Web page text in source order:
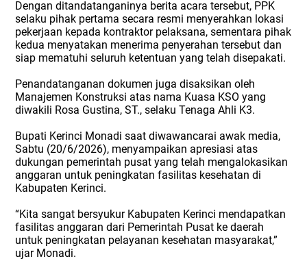
Dengan ditandatanganinya berita acara tersebut, PPK
selaku pihak pertama secara resmi menyerahkan lokasi
pekerjaan kepada kontraktor pelaksana, sementara pihak
kedua menyatakan menerima penyerahan tersebut dan
siap mematuhi seluruh ketentuan yang telah disepakati.
Penandatanganan dokumen juga disaksikan oleh
Manajemen Konstruksi atas nama Kuasa KSO yang
diwakili Rosa Gustina, ST., selaku Tenaga Ahli K3.
Bupati Kerinci Monadi saat diwawancarai awak media,
Sabtu (20/6/2026), menyampaikan apresiasi atas
dukungan pemerintah pusat yang telah mengalokasikan
anggaran untuk peningkatan fasilitas kesehatan di
Kabupaten Kerinci.
“Kita sangat bersyukur Kabupaten Kerinci mendapatkan
fasilitas anggaran dari Pemerintah Pusat ke daerah
untuk peningkatan pelayanan kesehatan masyarakat,”
ujar Monadi.